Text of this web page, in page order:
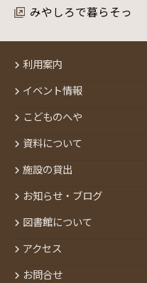
みやしろで暮らそっ
利用案内
イベント情報
こどものへや
資料について
施設の貸出
お知らせ・ブログ
図書館について
アクセス
お問合せ